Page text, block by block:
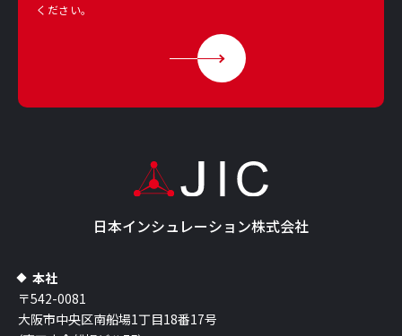
ください。
日本インシュレーション株式会社
本社
〒542-0081
大阪市中央区南船場1丁目18番17号